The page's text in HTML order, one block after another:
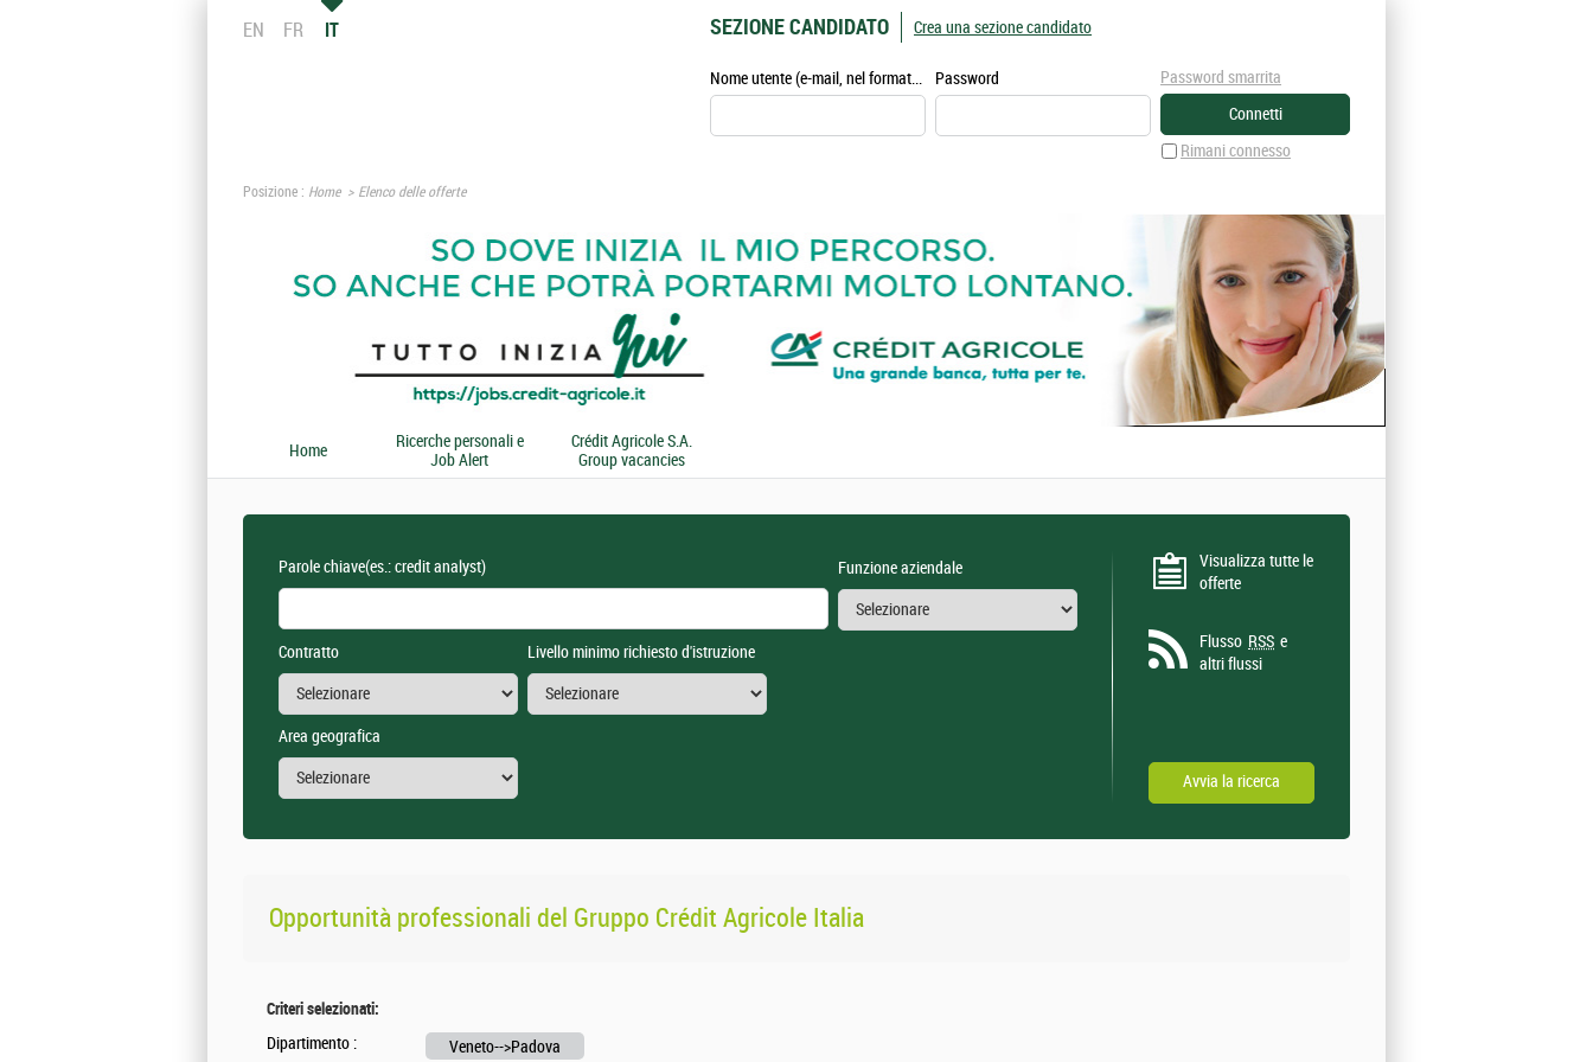
EN FR IT SEZIONE CANDIDATO
Nome utente (e-mail, nel formato esempio@esempio.it) Password
Rimani connesso
Password smarrita
Crea una sezione candidato
Posizione : Home Elenco delle offerte
Home
Ricerche personali e
Job Alert
Crédit Agricole S.A.
Group vacancies
Parole chiave(es.: credit analyst) Funzione aziendale
Contratto Livello minimo richiesto d'istruzione
Area geografica
Visualizza tutte le
offerte
Flusso RSS e
altri flussi
Opportunità professionali del Gruppo Crédit Agricole Italia
Criteri selezionati:
Dipartimento : Veneto-->Padova